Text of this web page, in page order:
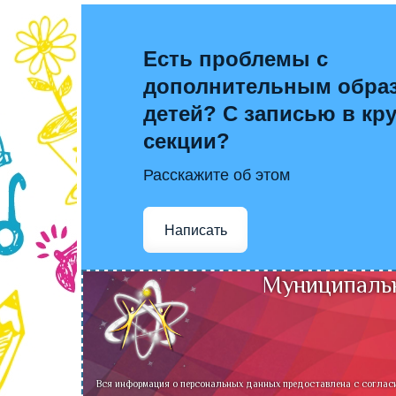
Есть проблемы с
дополнительным
детей? С записью в
секции?
Расскажите об этом
Написать
Вся информация о персональных данных предоставлена с